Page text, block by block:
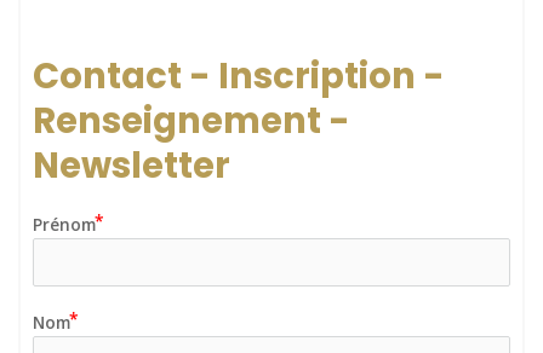
Contact - Inscription -
Renseignement -
Newsletter
Prénom
Nom